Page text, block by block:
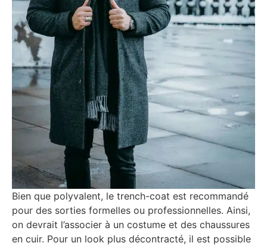
Bien que polyvalent, le trench-coat est recommandé
pour des sorties formelles ou professionnelles. Ainsi,
on devrait l’associer à un costume et des chaussures
en cuir. Pour un look plus décontracté, il est possible